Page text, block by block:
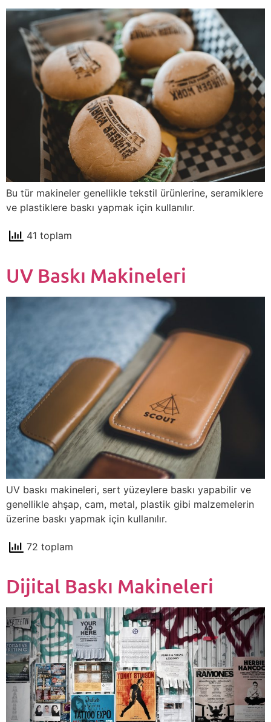
Bu tür makineler genellikle tekstil ürünlerine, seramiklere
ve plastiklere baskı yapmak için kullanılır.
41 toplam
UV Baskı Makineleri
UV baskı makineleri, sert yüzeylere baskı yapabilir ve
genellikle ahşap, cam, metal, plastik gibi malzemelerin
üzerine baskı yapmak için kullanılır.
72 toplam
Dijital Baskı Makineleri